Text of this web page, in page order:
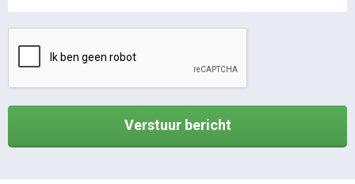
Verstuur bericht